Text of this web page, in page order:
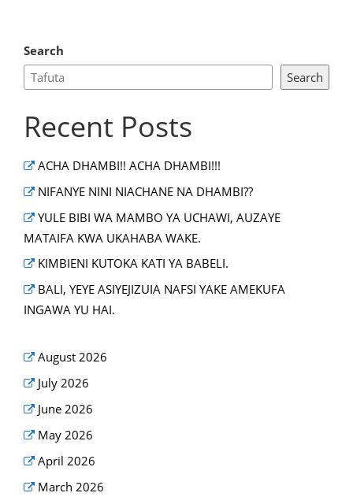
Search
Search
Recent Posts
ACHA DHAMBI!! ACHA DHAMBI!!!
NIFANYE NINI NIACHANE NA DHAMBI??
YULE BIBI WA MAMBO YA UCHAWI, AUZAYE
MATAIFA KWA UKAHABA WAKE.
KIMBIENI KUTOKA KATI YA BABELI.
BALI, YEYE ASIYEJIZUIA NAFSI YAKE AMEKUFA
INGAWA YU HAI.
August 2026
July 2026
June 2026
May 2026
April 2026
March 2026